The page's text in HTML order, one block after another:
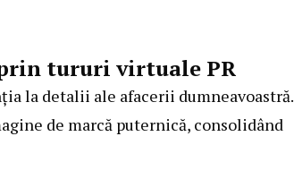
tururi virtuale PR
la detalii ale afacerii dumneavoastră.
de marcă puternică, consolidând